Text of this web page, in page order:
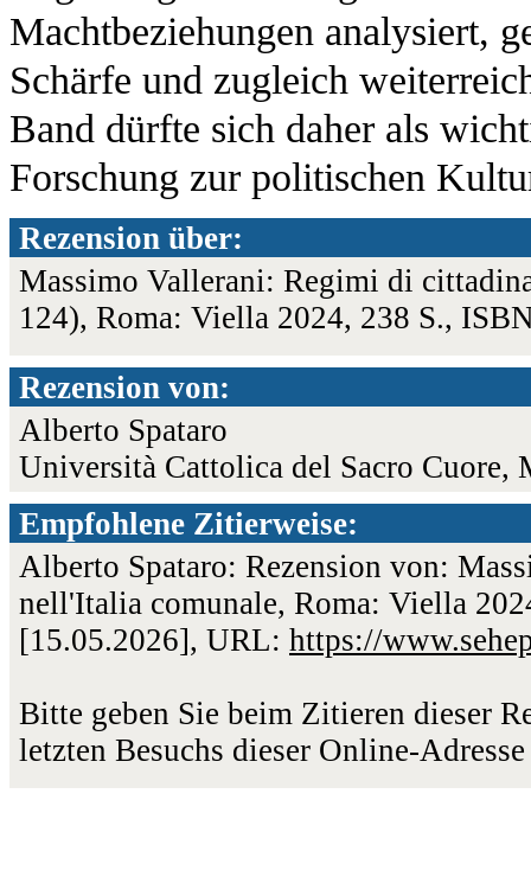
Machtbeziehungen analysiert,
Schärfe und zugleich
Band dürfte sich daher als
Forschung zur politischen
Rezension über:
Massimo Vallerani: Regimi di
124), Roma: Viella 2024, 238 S.,
Rezension von:
Alberto Spataro
Università Cattolica del Sacro Cuore,
Empfohlene Zitierweise:
Alberto Spataro: Rezension von:
nell'Italia comunale, Roma: Viella
[15.05.2026], URL: https://
Bitte geben Sie beim Zitieren dieser
letzten Besuchs dieser Online-Adresse